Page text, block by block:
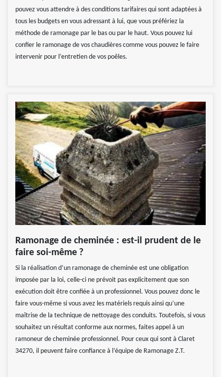
pouvez vous attendre à des conditions tarifaires qui sont adaptées à
tous les budgets en vous adressant à lui, que vous préfériez la
méthode de ramonage par le bas ou par le haut. Vous pouvez lui
confier le ramonage de vos chaudières comme vous pouvez le faire
intervenir pour l’entretien de vos poêles.
Ramonage de cheminée : est-il prudent de le
faire soi-même ?
Si la réalisation d’un ramonage de cheminée est une obligation
imposée par la loi, celle-ci ne prévoit pas explicitement que son
exécution doit être confiée à un professionnel. Vous pouvez donc le
faire vous-même si vous avez les matériels requis ainsi qu’une
maîtrise de la technique de nettoyage des conduits. Toutefois, si vous
souhaitez un résultat conforme aux normes, faites appel à un
ramoneur de cheminée professionnel. Pour ceux qui sont à Claret
34270, il peuvent faire confiance à l’équipe de Ramonage Z.T.